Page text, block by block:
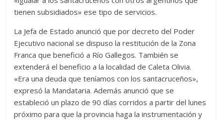
tienen subsidiados» ese tipo de servicios.
La Jefa de Estado anunció que por decreto del Poder
Ejecutivo nacional se dispuso la restitución de la Zona
Franca que benefició a Río Gallegos. También se
extenderá el beneficio a la localidad de Caleta Olivia.
«Era una deuda que teníamos con los santacruceños»,
expresó la Mandataria. Además anunció que se
estableció un plazo de 90 días corridos a partir del lunes
próximo para que la provincia haga la instrumentación y